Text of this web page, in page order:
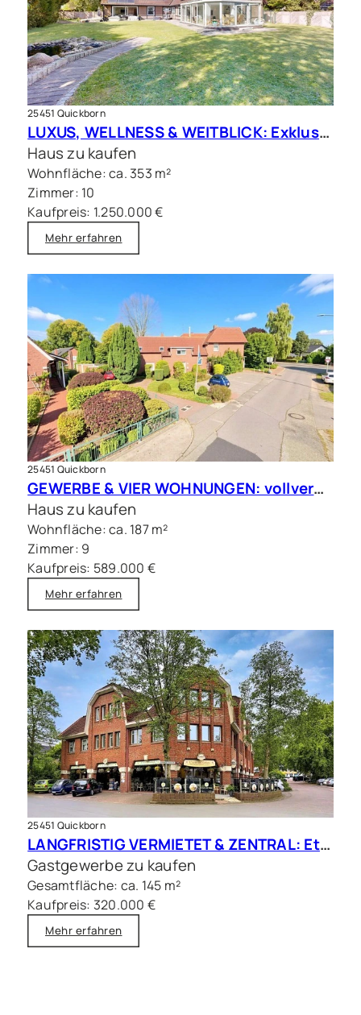
25451 Quickborn
LUXUS, WELLNESS & WEITBLICK: Exklusives Anwesen im Quickborner Zentrum
Haus zu kaufen
Wohnfläche: ca. 353 m²
Zimmer: 10
Kaufpreis: 1.250.000 €
Mehr erfahren
25451 Quickborn
GEWERBE & VIER WOHNUNGEN: vollvermietete Kapitalanlage in Quickborn
Haus zu kaufen
Wohnfläche: ca. 187 m²
Zimmer: 9
Kaufpreis: 589.000 €
Mehr erfahren
25451 Quickborn
LANGFRISTIG VERMIETET & ZENTRAL: Etablierte Gastrofläche in frequentierter Citylage
Gastgewerbe zu kaufen
Gesamtfläche: ca. 145 m²
Kaufpreis: 320.000 €
Mehr erfahren